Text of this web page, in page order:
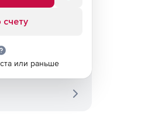
или раньше